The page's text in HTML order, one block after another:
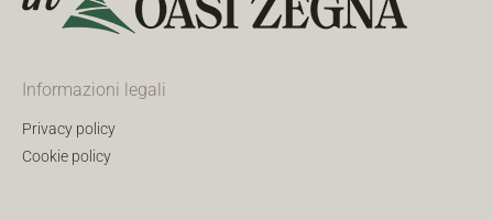
Informazioni legali
Privacy policy
Cookie policy